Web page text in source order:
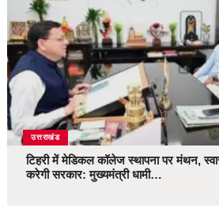
उत्तराखंड
टिहरी में मेडिकल कॉलेज स्थापना पर मंथन,
करेगी सरकार: मुख्यमंत्री धामी…